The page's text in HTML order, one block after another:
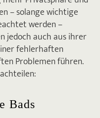
– solange wichtige
werden –
jedoch auch aus ihrer
fehlerhaften
Problemen führen.
Bads